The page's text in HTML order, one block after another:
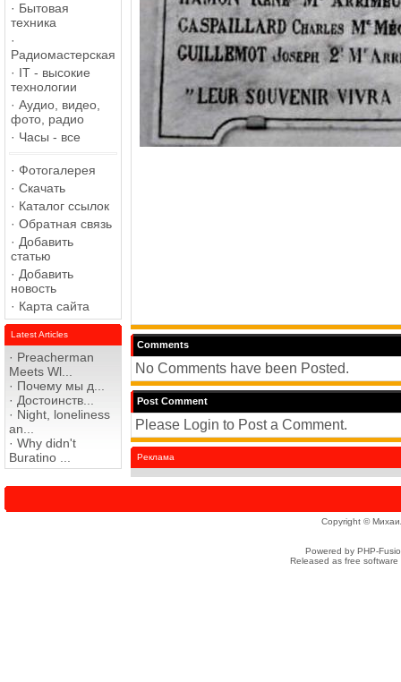
· Бытовая
техника
·
Радиомастерская
· IT - высокие
технологии
· Аудио, видео,
фото, радио
· Часы - все
· Фотогалерея
· Скачать
· Каталог ссылок
· Обратная связь
· Добавить
статью
· Добавить
новость
· Карта сайта
Latest Articles
· Preacherman
Meets Wl...
· Почему мы д...
· Достоинств...
· Night, loneliness
an...
· Why didn't
Buratino ...
Comments
No Comments have been Posted.
Post Comment
Please Login to Post a Comment.
Реклама
Copyright ©
Powered by PHP-
Released as free